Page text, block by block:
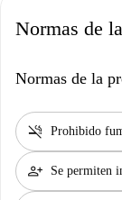
Normas de
Normas de la
smoke_free Prohibido
person_add Se permiten